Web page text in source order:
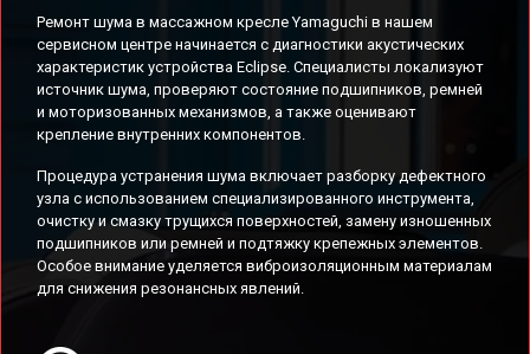
Ремонт шума в массажном кресле Yamaguchi в нашем
сервисном центре начинается с диагностики акустических
характеристик устройства Eclipse. Специалисты локализуют
источник шума, проверяют состояние подшипников, ремней
и моторизованных механизмов, а также оценивают
крепление внутренних компонентов.
Процедура устранения шума включает разборку дефектного
узла с использованием специализированного инструмента,
очистку и смазку трущихся поверхностей, замену изношенных
подшипников или ремней и подтяжку крепежных элементов.
Особое внимание уделяется виброизоляционным материалам
для снижения резонансных явлений.